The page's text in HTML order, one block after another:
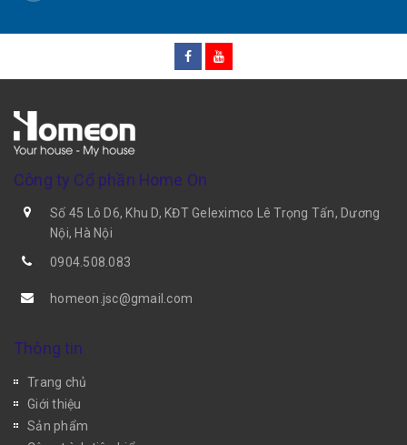
Công ty Cổ phần Home On
Số 45 Lô D6, Khu D, KĐT Geleximco Lê Trọng Tấn, Dương
Nội, Hà Nội
0904.508.083
homeon.jsc@gmail.com
Thông tin
Trang chủ
Giới thiệu
Sản phẩm